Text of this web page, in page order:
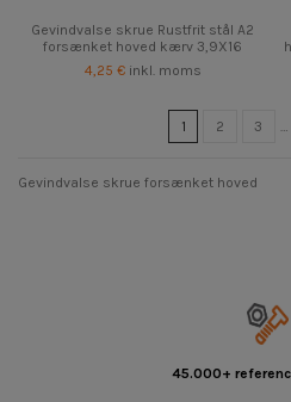
Gevindvalse skrue Rustfrit stål A2
forsænket hoved kærv 3,9X16
4,25 € inkl. moms
1 2 3 …
Gevindvalse skrue forsænket hoved
45.000+